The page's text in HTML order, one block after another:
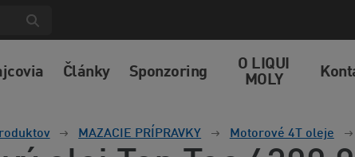
Články Sponzoring
O LIQUI
MOLY
MAZACIE PRÍPRAVKY Motorové 4T oleje